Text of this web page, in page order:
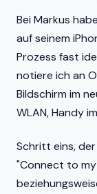
Bei Markus
auf seinem
Prozess fast
notiere ich an
Bildschirm im
WLAN, Handy
Schritt eins,
"Connect to